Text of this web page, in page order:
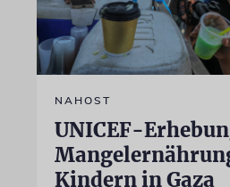
NAHOST
UNICEF-
Kindern in Gaza